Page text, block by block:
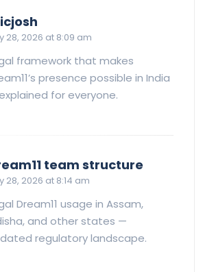
28, 2026 at 8:09 am
framework that makes
presence possible in India
for everyone.
team structure
28, 2026 at 8:14 am
Dream11 usage in Assam,
and other states —
regulatory landscape.